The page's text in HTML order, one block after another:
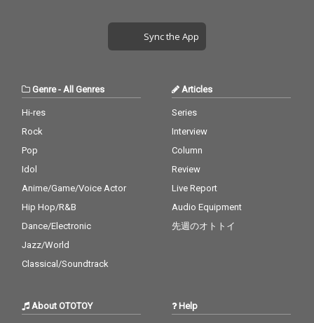
Sync the App
Genre-All Genres
Hi-res
Rock
Pop
Idol
Anime/Game/Voice Actor
Hip Hop/R&B
Dance/Electronic
Jazz/World
Classical/Soundtrack
Articles
Series
Interview
Column
Review
Live Report
Audio Equipment
先週のオトトイ
About OTOTOY Help